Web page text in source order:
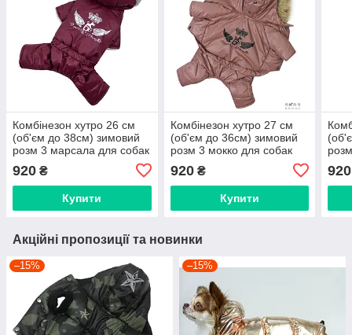
Комбінезон хутро 26 см
(об'єм до 38см) зимовий
розм 3 марсала для собак
920 ₴
Купити
Комбінезон хутро 27 см
(об'єм до 36см) зимовий
розм 3 мокко для собак
920₴
Купити
920
Акційні пропозиції та новинки
–15% –15%